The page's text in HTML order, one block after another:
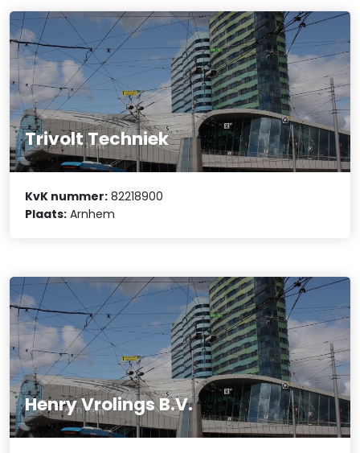
Trivolt Techniek
KvK nummer: 82218900
Plaats: Arnhem
Henry Vrolings B.V.